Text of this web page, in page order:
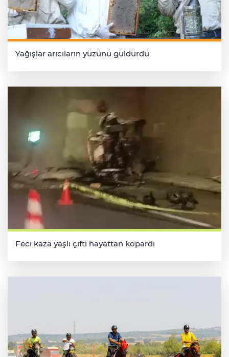
Yağışlar arıcıların yüzünü güldürdü
Feci kaza yaşlı çifti hayattan kopardı